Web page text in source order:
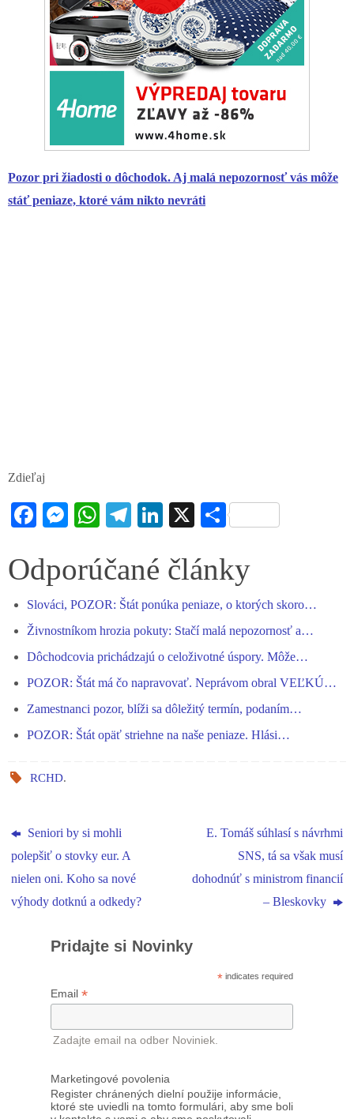
Pozor pri žiadosti o dôchodok. Aj malá nepozornosť vás môže
stáť peniaze, ktoré vám nikto nevráti
Zdieľaj
Fa
bo
ok
M
se
er
W
ts
pp
Te
gr
m
Li
ed
X S
re
Odporúčané články
Slováci, POZOR: Štát ponúka peniaze, o ktorých skoro…
Živnostníkom hrozia pokuty: Stačí malá nepozornosť a…
Dôchodcovia prichádzajú o celoživotné úspory. Môže…
POZOR: Štát má čo napravovať. Neprávom obral VEĽKÚ…
Zamestnanci pozor, blíži sa dôležitý termín, podaním…
POZOR: Štát opäť striehne na naše peniaze. Hlási…
RCHD.
Seniori by si mohli
polepšiť o stovky eur. A
nielen oni. Koho sa nové
výhody dotknú a odkedy?
E. Tomáš súhlasí s návrhmi
SNS, tá sa však musí
dohodnúť s ministrom financií
– Bleskovky
Pridajte si Novinky
* indicates required
Email *
Zadajte email na odber Noviniek.
Marketingové povolenia
Register chránených dielní použije informácie,
ktoré ste uviedli na tomto formulári, aby sme boli